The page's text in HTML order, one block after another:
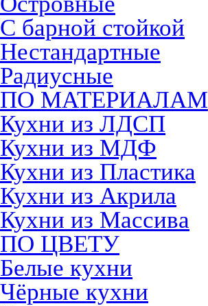
С барной стойкой
Нестандартные
Радиусные
ПО МАТЕРИАЛАМ
Кухни из ЛДСП
Кухни из МДФ
Кухни из Пластика
Кухни из Акрила
Кухни из Массива
ПО ЦВЕТУ
Белые кухни
Чёрные кухни